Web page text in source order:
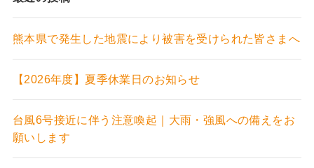
熊本県で発生した地震により被害を受けられた皆さまへ
【2026年度】夏季休業日のお知らせ
台風6号接近に伴う注意喚起｜大雨・強風への備えをお
願いします